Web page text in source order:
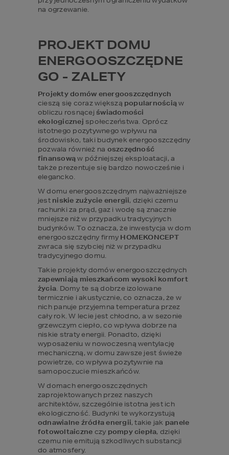
na ogrzewanie.
PROJEKT DOMU
ENERGOOSZCZĘDNE
GO - ZALETY
Projekty domów energooszczędnych
cieszą się coraz większą popularnością w
obliczu rosnącej świadomości
ekologicznej społeczeństwa. Oprócz
istotnego pozytywnego wpływu na
środowisko, taki budynek energooszczędny
pozwala również na oszczędność
finansową w późniejszej eksploatacji, a
także prezentuje się bardzo nowocześnie i
elegancko.
W domu energooszczędnym najważniejsze
jest niskie zużycie energii, dzięki czemu
rachunki za prąd, gaz i wodę są znacznie
mniejsze niż w przypadku tradycyjnych
budynków. To oznacza, że inwestycja w dom
energooszczędny firmy
HOMEKONCEPT
zwraca się szybciej niż w przypadku
tradycyjnego domu.
zapewniają mieszkańcom wysoki komfort
życia. Domy te są dobrze izolowane
termicznie i akustycznie, co oznacza, że w
nich panuje przyjemna temperatura przez
cały rok. W lecie jest chłodno, a w sezonie
grzewczym ciepło, co wpływa dobrze na
niskie straty energii. Ponadto, dzięki
wyposażeniu w nowoczesną wentylację
mechaniczną, w domu zawsze jest świeże
powietrze, co wpływa pozytywnie na
samopoczucie mieszkańców.
W domach energooszczędnych
zaprojektowanych przez naszych
architektów, szczególnie istotna jest ich
odnawialne źródła energii, takie jak panele
fotowoltaiczne czy pompy ciepła, dzięki
czemu nie emitują szkodliwych substancji
do atmosfery.